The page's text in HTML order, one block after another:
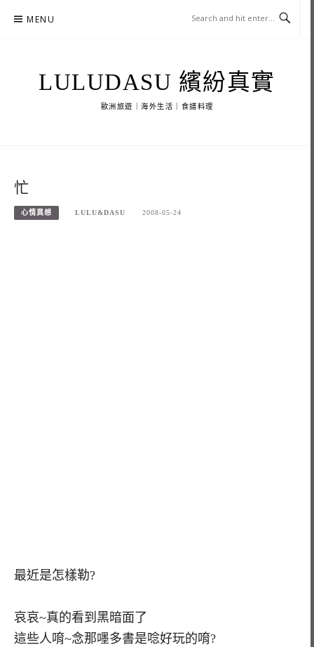
MENU
LULUDASU 繽紛真實
歐洲旅遊｜海外生活｜食譜料理
忙
心情異想 LULU&DASU 2008-05-24
最近是怎樣勒?
哀哀~真的看到黑暗面了
這些人唷~念那嚜多書是唸好玩的唷?